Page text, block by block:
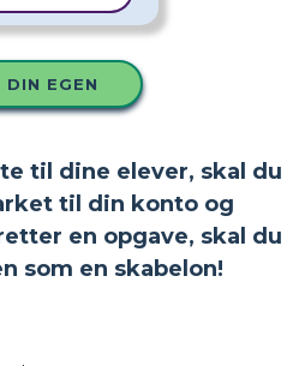
DIN EGEN
til dine elever, skal du
til din konto og
en opgave, skal du
som en skabelon!